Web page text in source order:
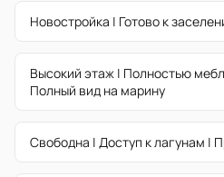
Новостройка | Готово к
Высокий этаж | Полностью
Полный вид на марину
Свободна | Доступ к лагунам |